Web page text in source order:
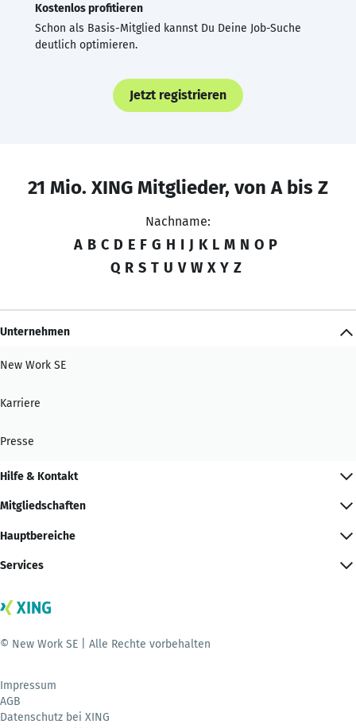
Kostenlos profitieren
Schon als Basis-Mitglied kannst Du Deine Job-Suche
deutlich optimieren.
Jetzt registrieren
21 Mio. XING Mitglieder, von A bis Z
Nachname:
A B C D E F G H I J K L M N O P
Q R S T U V W X Y Z
Unternehmen
New Work SE
Karriere
Presse
Hilfe & Kontakt
Mitgliedschaften
Hauptbereiche
Services
© New Work SE | Alle Rechte vorbehalten
Impressum
AGB
Datenschutz bei XING